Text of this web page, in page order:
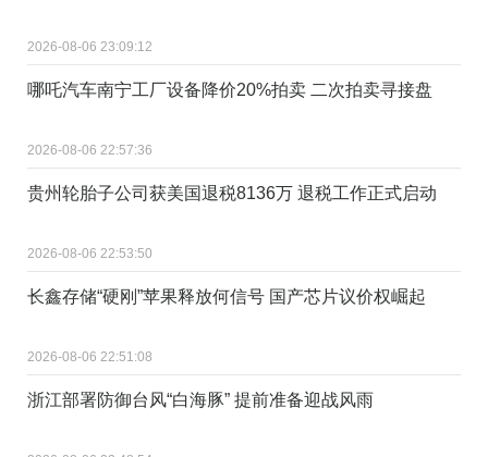
2026-08-06 23:09:12
哪吒汽车南宁工厂设备降价20%拍卖 二次拍卖寻接盘
2026-08-06 22:57:36
贵州轮胎子公司获美国退税8136万 退税工作正式启动
2026-08-06 22:53:50
长鑫存储“硬刚”苹果释放何信号 国产芯片议价权崛起
2026-08-06 22:51:08
浙江部署防御台风“白海豚” 提前准备迎战风雨